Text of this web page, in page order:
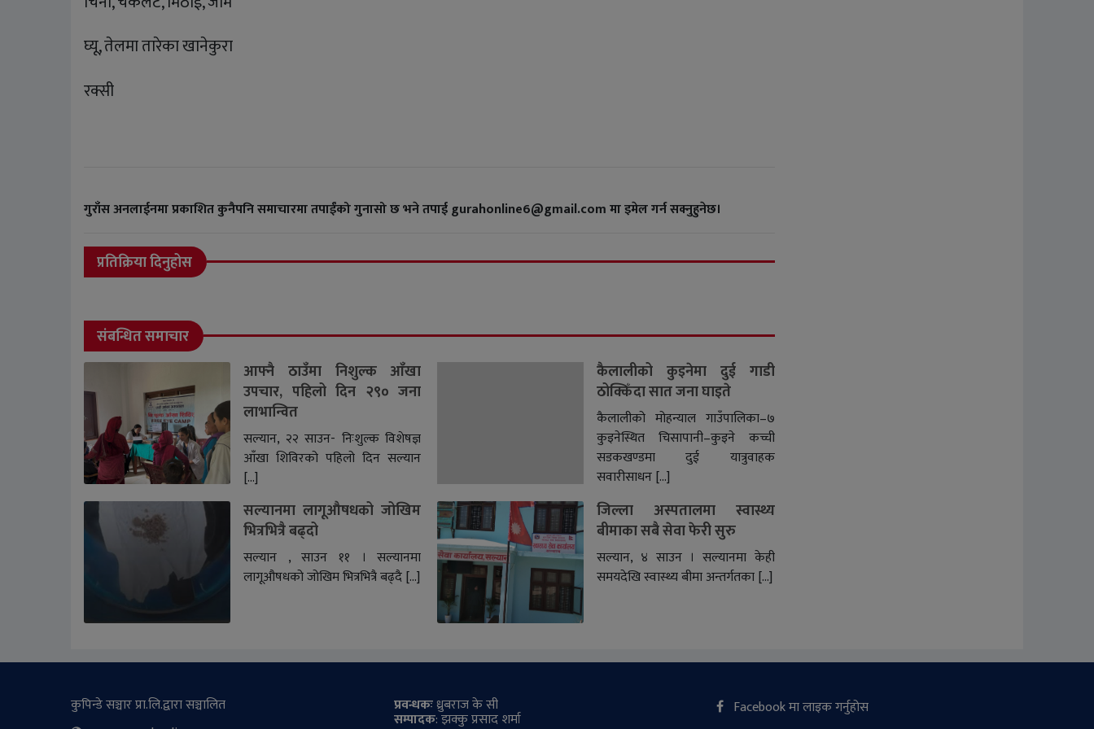
घ्यू, तेलमा तारेका खानेकुरा
रक्सी
गुराँस अनलाईनमा प्रकाशित कुनैपनि समाचारमा तपाईंको गुनासो छ भने तपाई gurahonline6@gmail.com मा इमेल गर्न सक्नुहुनेछ।
प्रतिक्रिया दिनुहोस
संबन्धित समाचार
आफ्नै ठाउँमा निशुल्क आँखा
उपचार, पहिलो दिन २९० जना
लाभान्वित
सल्यान, २२ साउन- निःशुल्क विशेषज्ञ
आँखा शिविरको पहिलो दिन सल्यान
[…]
कैलालीको कुइनेमा दुई गाडी
ठोक्किँदा सात जना घाइते
कैलालीको मोहन्याल गाउँपालिका–७
कुइनेस्थित चिसापानी–कुइने कच्ची
सडकखण्डमा दुई यात्रुवाहक
सवारीसाधन […]
सल्यानमा लागूऔषधको जोखिम
भित्रभित्रै बढ्दो
सल्यान , साउन ११ । सल्यानमा
लागूऔषधको जोखिम भित्रभित्रै बढ्दै […]
जिल्ला अस्पतालमा स्वास्थ्य
बीमाका सबै सेवा फेरी सुरु
सल्यान, ४ साउन । सल्यानमा केही
समयदेखि स्वास्थ्य बीमा अन्तर्गतका […]
कुपिन्डे सञ्चार प्रा.लि.द्वारा सञ्चालित
प्रवन्धकःध्रुबराज के सी
सम्पादक: झक्कु प्रसाद शर्मा
Facebook मा लाइक गर्नुहोस